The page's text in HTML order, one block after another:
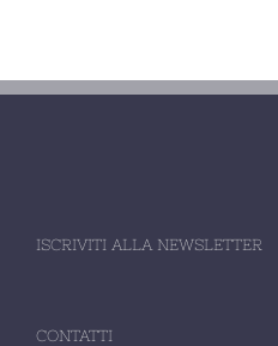
ISCRIVITI ALLA NEWSLETTER
CONTATTI